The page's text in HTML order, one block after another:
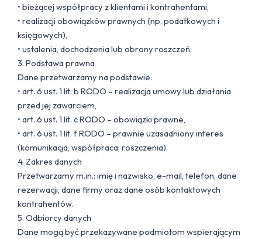
• bieżącej współpracy z klientami i kontrahentami,
• realizacji obowiązków prawnych (np. podatkowych i
księgowych),
• ustalenia, dochodzenia lub obrony roszczeń.
3. Podstawa prawna
Dane przetwarzamy na podstawie:
• art. 6 ust. 1 lit. b RODO – realizacja umowy lub działania
przed jej zawarciem,
• art. 6 ust. 1 lit. c RODO – obowiązki prawne,
• art. 6 ust. 1 lit. f RODO – prawnie uzasadniony interes
(komunikacja, współpraca, roszczenia).
4. Zakres danych
Przetwarzamy m.in.: imię i nazwisko, e-mail, telefon, dane
rezerwacji, dane firmy oraz dane osób kontaktowych
kontrahentów.
5. Odbiorcy danych
Dane mogą być przekazywane podmiotom wspierającym